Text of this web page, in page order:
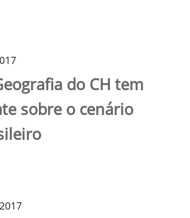
do CH tem
sobre o cenário